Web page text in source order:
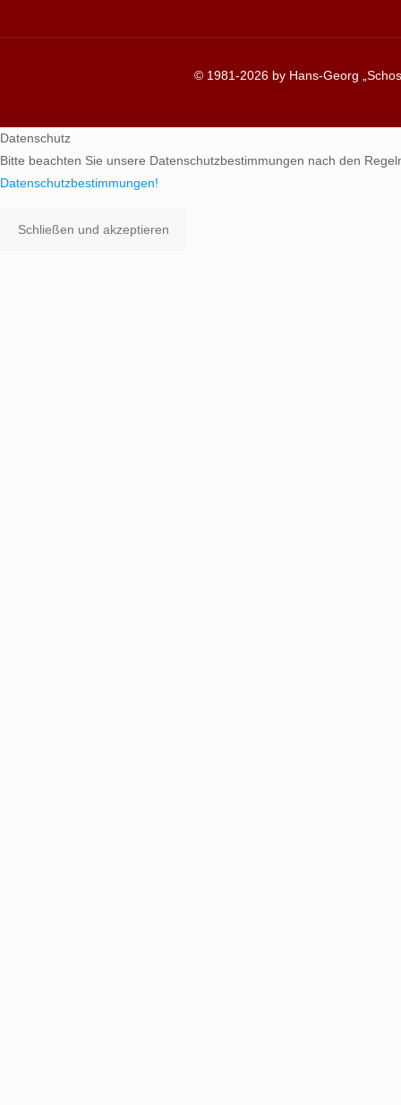
© 1981-2026 by Hans-Georg
Datenschutz
Bitte beachten Sie unsere Datenschutzbestimmungen nach den
Datenschutzbestimmungen!
Schließen und akzeptieren